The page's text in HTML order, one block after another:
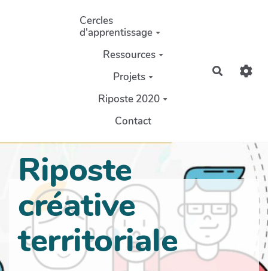
Aller au contenu principal
Cercles
d'apprentissage
Ressources
Projets
Riposte 2020
Contact
Riposte
créative
territoriale